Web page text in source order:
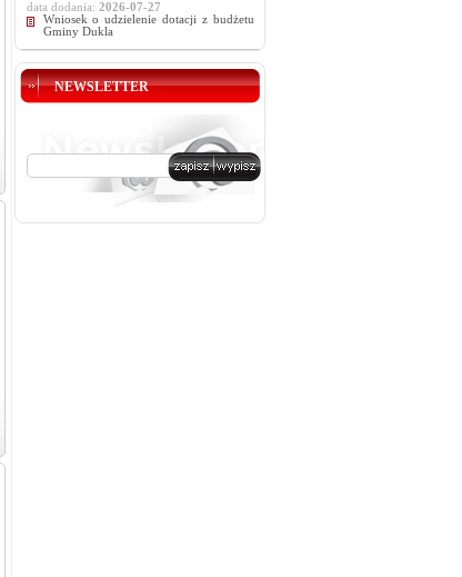
data dodania: 2026-07-27
Wniosek o udzielenie dotacji z budżetu
Gminy Dukla
NEWSLETTER